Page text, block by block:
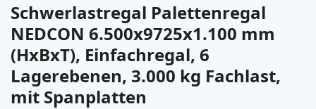
Zum
Anfang
der
Bildergalerie
springen
Schwerlastregal Palettenregal
NEDCON 6.500x9725x1.100 mm
(HxBxT), Einfachregal, 6
Lagerebenen, 3.000 kg Fachlast,
mit Spanplatten